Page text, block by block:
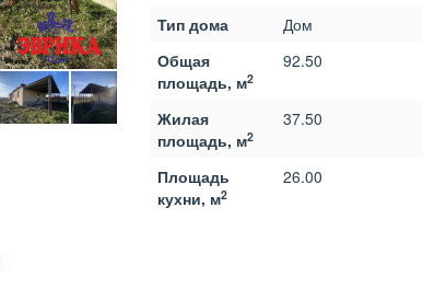
Тип дома
Дом
Общая
площадь, м2
92.50
Жилая
площадь, м2
37.50
Площадь
кухни, м2
26.00